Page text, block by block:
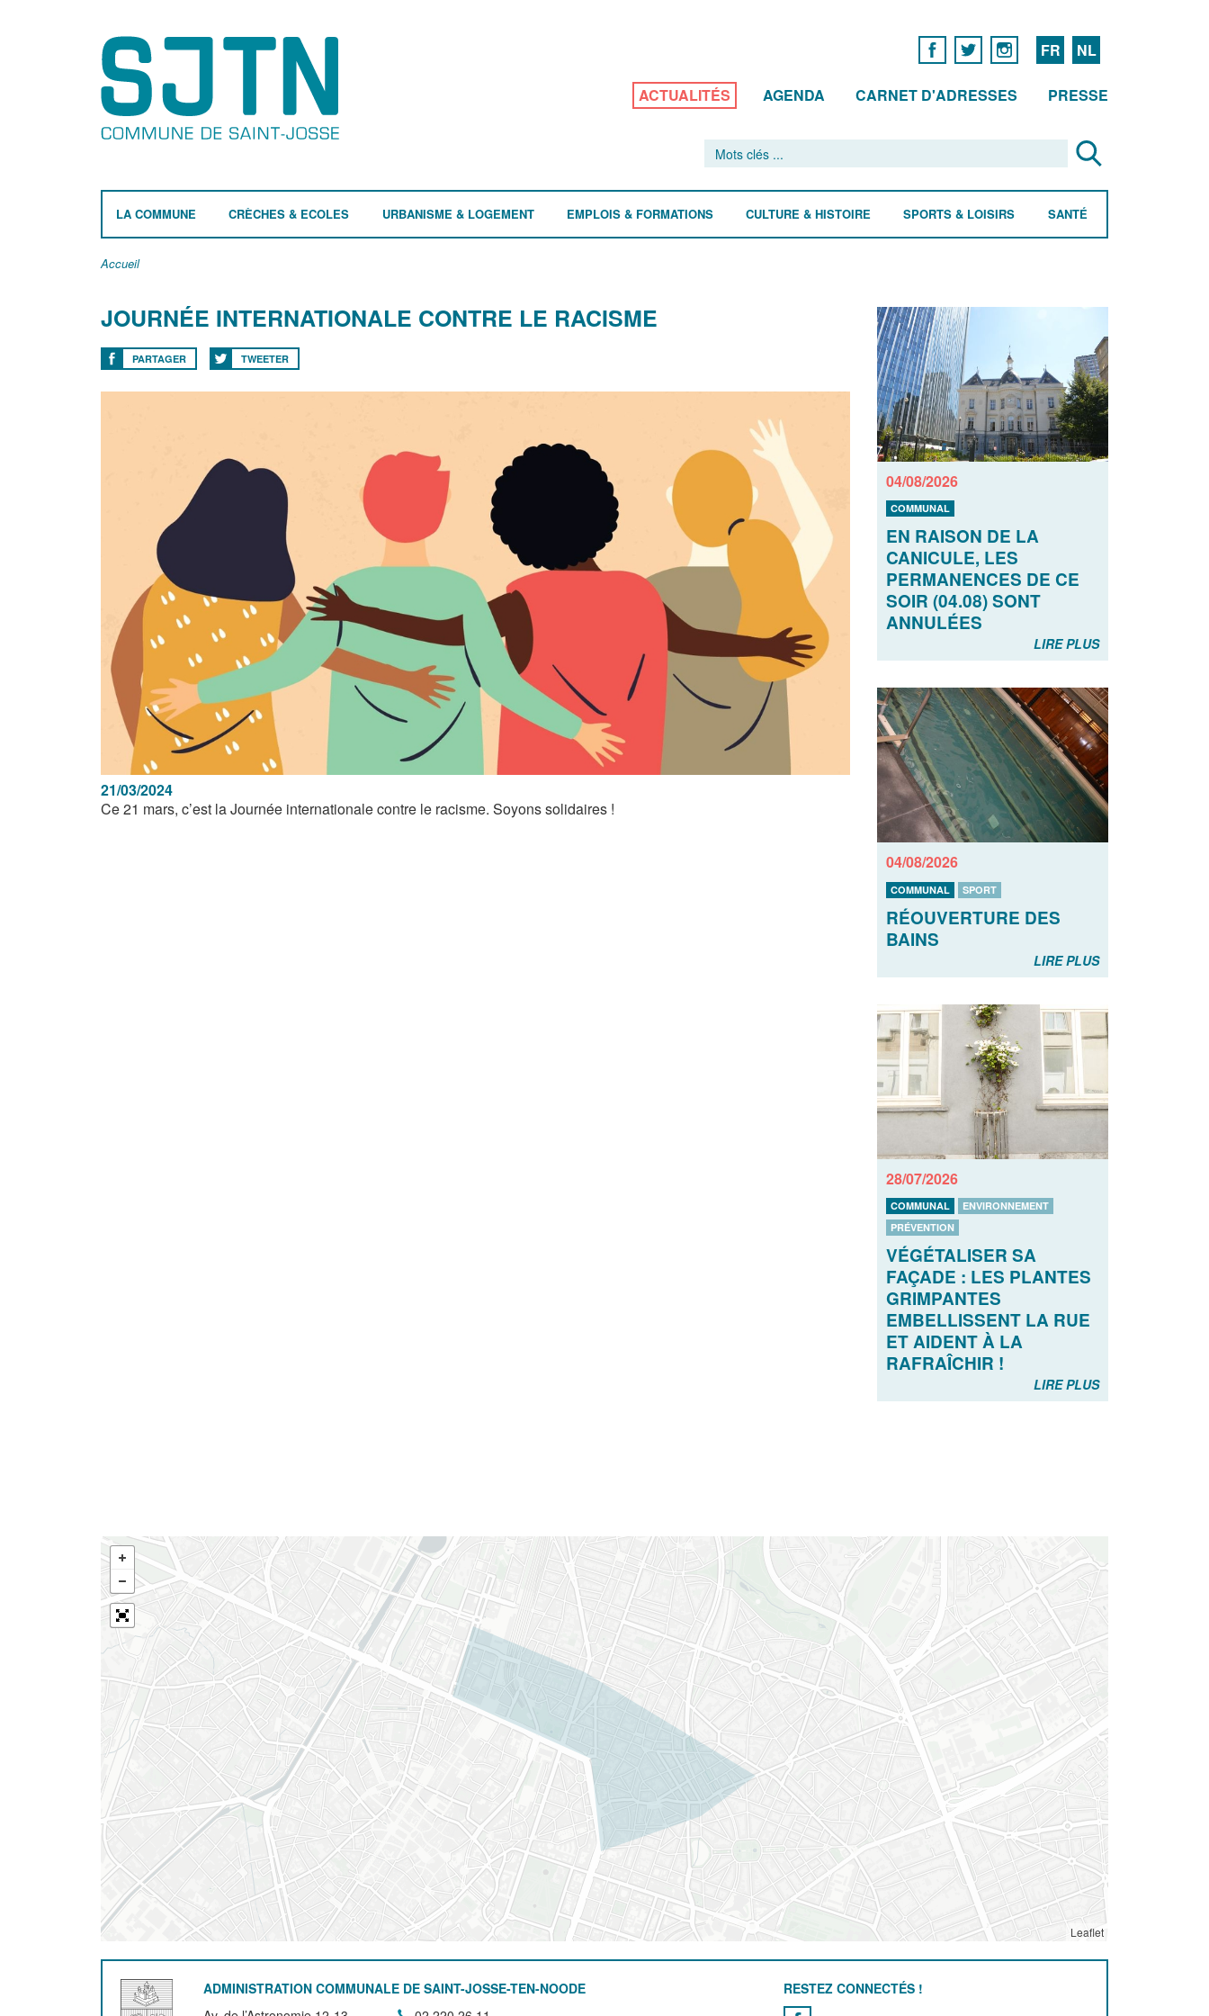
FR NL
ACTUALITÉS AGENDA CARNET D'ADRESSES PRESSE
LA COMMUNE CRÈCHES & ECOLES URBANISME & LOGEMENT EMPLOIS & FORMATIONS CULTURE & HISTOIRE SPORTS & LOISIRS SANTÉ
Accueil
JOURNÉE INTERNATIONALE CONTRE LE RACISME
PARTAGER TWEETER
21/03/2024
Ce 21 mars, c’est la Journée internationale contre le racisme. Soyons solidaires !
04/08/2026
COMMUNAL
EN RAISON DE LA
CANICULE, LES
PERMANENCES DE CE
SOIR (04.08) SONT
ANNULÉES
LIRE PLUS
04/08/2026
COMMUNAL SPORT
RÉOUVERTURE DES
BAINS
LIRE PLUS
28/07/2026
COMMUNAL
ENVIRONNEMENT
PRÉVENTION
VÉGÉTALISER SA
FAÇADE : LES PLANTES
GRIMPANTES
EMBELLISSENT LA RUE
ET AIDENT À LA
RAFRAÎCHIR !
LIRE PLUS
Leaflet
ADMINISTRATION COMMUNALE DE SAINT-JOSSE-TEN-NOODE
RESTEZ CONNECTÉS !